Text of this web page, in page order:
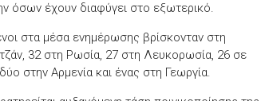
όσων έχουν διαφύγει στο εξωτερικό.
στα μέσα ενημέρωσης βρίσκονταν στη
, 32 στη Ρωσία, 27 στη Λευκορωσία, 26 σε
στην Αρμενία και ένας στη Γεωργία.